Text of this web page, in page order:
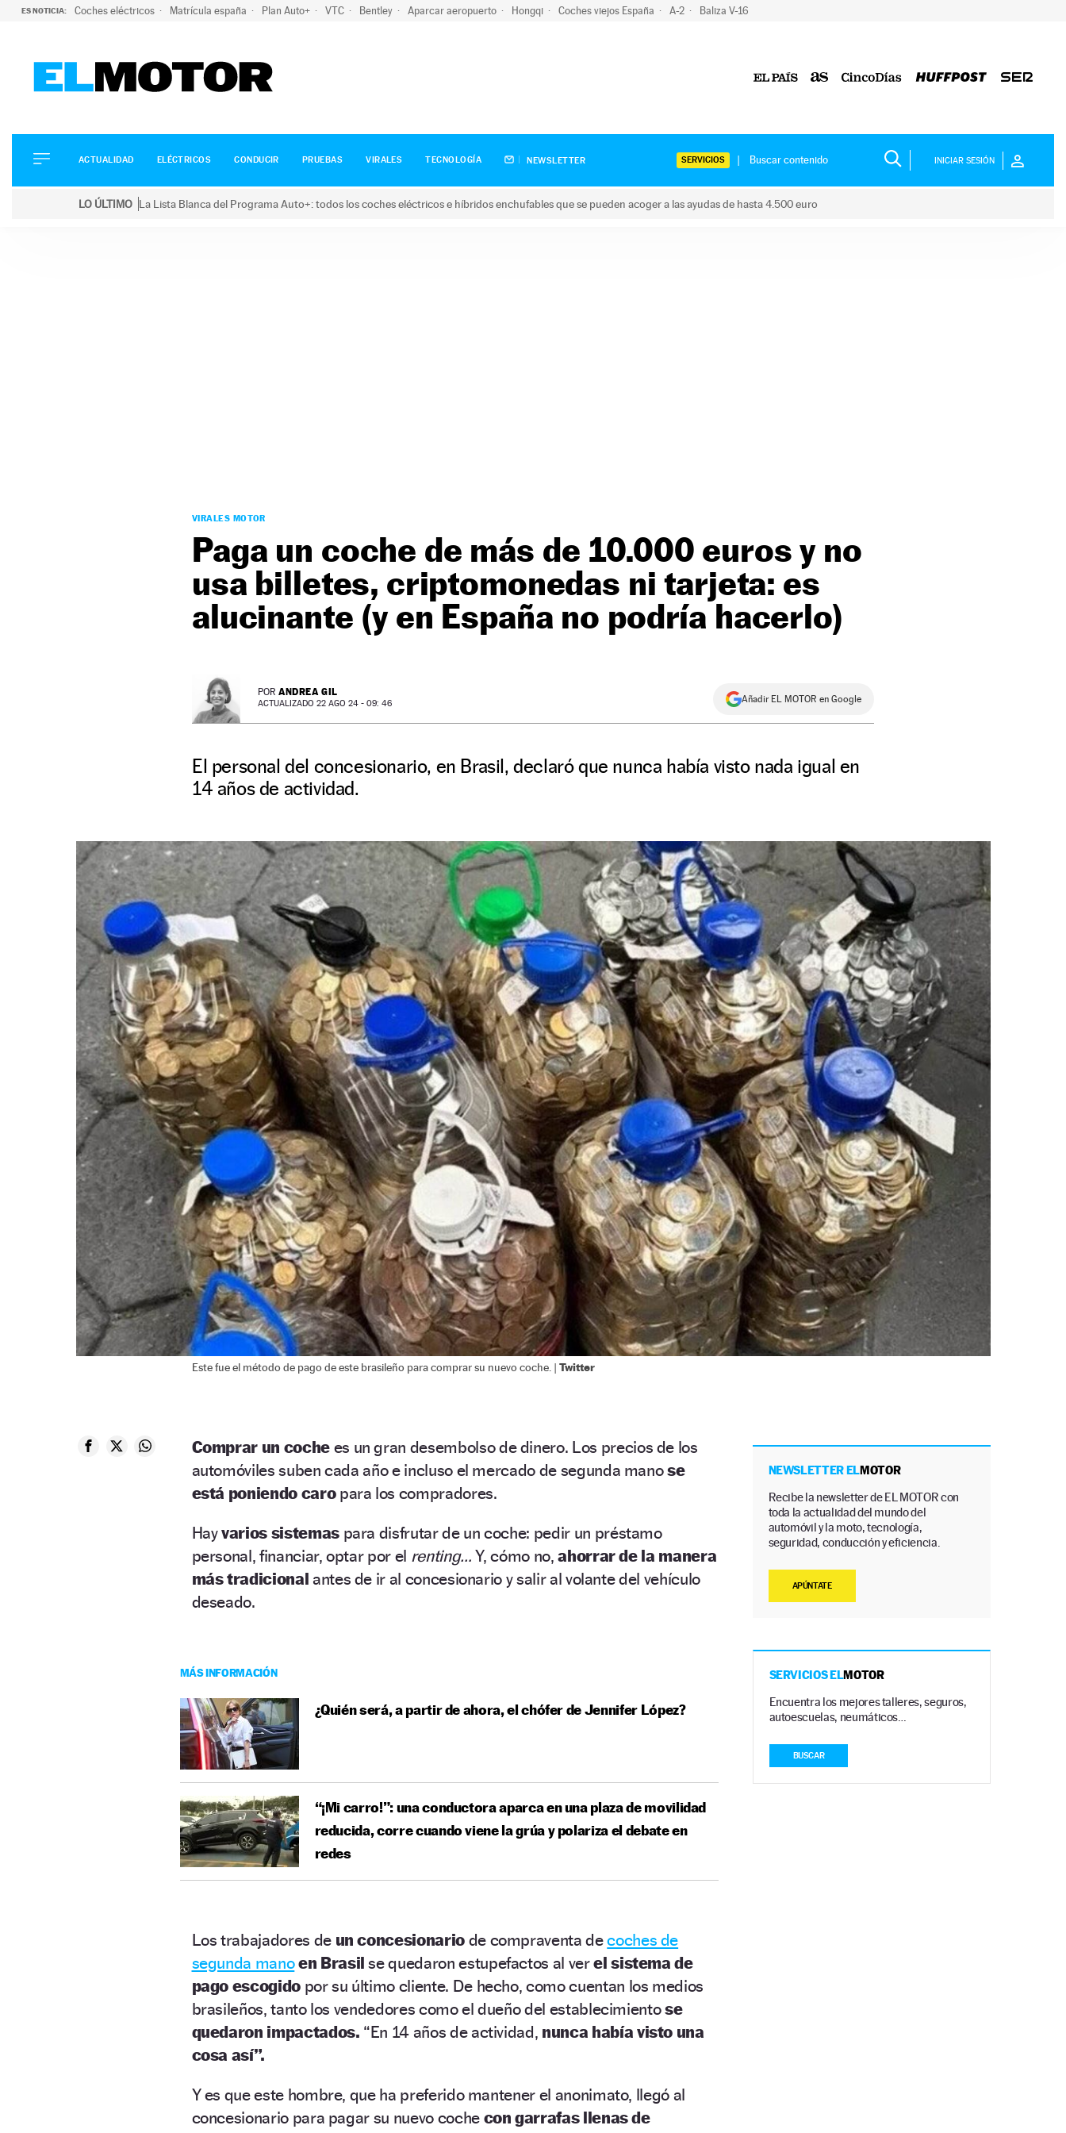
ES NOTICIA: Coches eléctricos Matrícula españa Plan Auto+ VTC Bentley Aparcar aeropuerto Hongqi Coches viejos España A-2 Baliza V-16
ELÉCTRICOS
CONDUCIR
ACTUALIDAD ELÉCTRICOS CONDUCIR PRUEBAS VIRALES TECNOLOGÍA NEWSLETTER SERVICIOS INICIAR SESIÓN
LO ÚLTIMO La Lista Blanca del Programa Auto+: todos los coches eléctricos e híbridos enchufables que se pueden acoger a las ayudas de hasta 4.500 euro
VIRALES MOTOR
Paga un coche de más de 10.000 euros y no
usa billetes, criptomonedas ni tarjeta: es
alucinante (y en España no podría hacerlo)
POR ANDREA GIL
ACTUALIZADO 22 AGO 24 - 09: 46 Añadir EL MOTOR en Google
El personal del concesionario, en Brasil, declaró que nunca había visto nada igual en
14 años de actividad.
Este fue el método de pago de este brasileño para comprar su nuevo coche. | Twitter
Comprar un cochees un gran desembolso de dinero. Los precios de los
automóviles suben cada año e incluso el mercado de segunda manose
está poniendo caropara los compradores.
Hayvarios sistemaspara disfrutar de un coche: pedir un préstamo
personal, financiar, optar por el renting… Y, cómo no,ahorrar de la manera
más tradicional antes de ir al concesionario y salir al volante del vehículo
deseado.
MÁS INFORMACIÓN
¿Quién será, a partir de ahora, el chófer de Jennifer López?
“¡Mi carro!”: una conductora aparca en una plaza de movilidad
reducida, corre cuando viene la grúa y polariza el debate en
redes
Los trabajadores deun concesionariode compraventa decoches de
segunda manoen Brasilse quedaron estupefactos al verel sistema de
pago escogidopor su último cliente. De hecho, como cuentan los medios
brasileños, tanto los vendedores como el dueño del establecimientose
quedaron impactados. “En 14 años de actividad, nunca había visto una
cosa así”.
Y es que este hombre, que ha preferido mantener el anonimato, llegó al
concesionario para pagar su nuevo coche con garrafas llenas de
NEWSLETTER ELMOTOR
Recibe la newsletter de EL MOTOR con
toda la actualidad del mundo del
automóvil y la moto, tecnología,
seguridad, conducción y eficiencia.
APÚNTATE
SERVICIOS ELMOTOR
Encuentra los mejores talleres, seguros,
autoescuelas, neumáticos…
BUSCAR